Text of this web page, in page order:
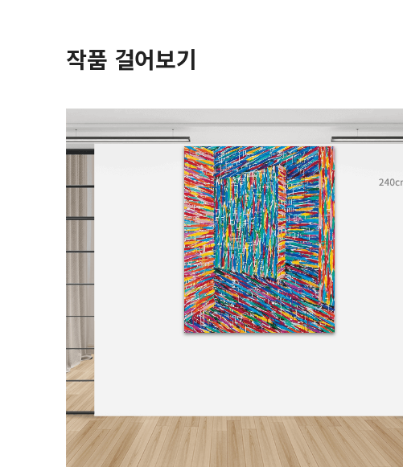
작품 걸어보기
거실 1 거실 2